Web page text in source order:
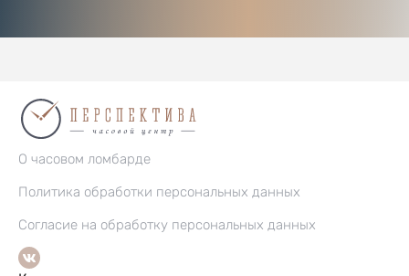
О часовом ломбарде
Политика обработки персональных данных
Согласие на обработку персональных данных